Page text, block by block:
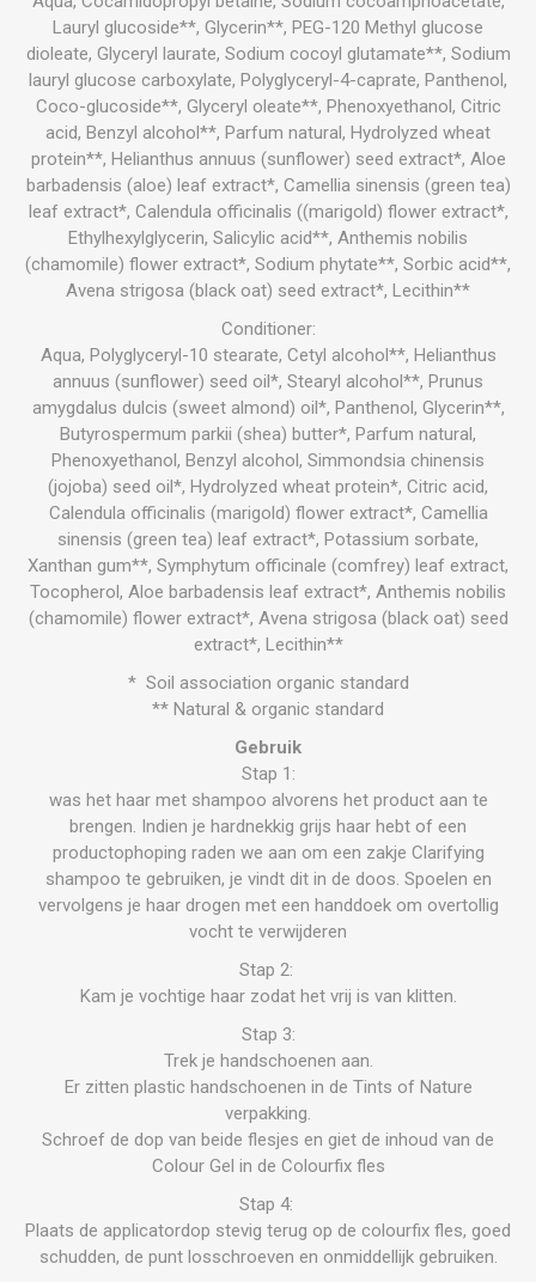
Lauryl glucoside**, Glycerin**, PEG-120 Methyl glucose
dioleate, Glyceryl laurate, Sodium cocoyl glutamate**, Sodium
lauryl glucose carboxylate, Polyglyceryl-4-caprate, Panthenol,
Coco-glucoside**, Glyceryl oleate**, Phenoxyethanol, Citric
acid, Benzyl alcohol**, Parfum natural, Hydrolyzed wheat
protein**, Helianthus annuus (sunflower) seed extract*, Aloe
barbadensis (aloe) leaf extract*, Camellia sinensis (green tea)
leaf extract*, Calendula officinalis ((marigold) flower extract*,
Ethylhexylglycerin, Salicylic acid**, Anthemis nobilis
(chamomile) flower extract*, Sodium phytate**, Sorbic acid**,
Avena strigosa (black oat) seed extract*, Lecithin**
Conditioner:
Aqua, Polyglyceryl-10 stearate, Cetyl alcohol**, Helianthus
annuus (sunflower) seed oil*, Stearyl alcohol**, Prunus
amygdalus dulcis (sweet almond) oil*, Panthenol, Glycerin**,
Butyrospermum parkii (shea) butter*, Parfum natural,
Phenoxyethanol, Benzyl alcohol, Simmondsia chinensis
(jojoba) seed oil*, Hydrolyzed wheat protein*, Citric acid,
Calendula officinalis (marigold) flower extract*, Camellia
sinensis (green tea) leaf extract*, Potassium sorbate,
Xanthan gum**, Symphytum officinale (comfrey) leaf extract,
Tocopherol, Aloe barbadensis leaf extract*, Anthemis nobilis
(chamomile) flower extract*, Avena strigosa (black oat) seed
extract*, Lecithin**
* Soil association organic standard
** Natural & organic standard
Gebruik
Stap 1:
was het haar met shampoo alvorens het product aan te
brengen. Indien je hardnekkig grijs haar hebt of een
productophoping raden we aan om een zakje Clarifying
shampoo te gebruiken, je vindt dit in de doos. Spoelen en
vervolgens je haar drogen met een handdoek om overtollig
vocht te verwijderen
Stap 2:
Kam je vochtige haar zodat het vrij is van klitten.
Stap 3:
Trek je handschoenen aan.
Er zitten plastic handschoenen in de Tints of Nature
verpakking.
Schroef de dop van beide flesjes en giet de inhoud van de
Colour Gel in de Colourfix fles
Stap 4:
Plaats de applicatordop stevig terug op de colourfix fles, goed
schudden, de punt losschroeven en onmiddellijk gebruiken.